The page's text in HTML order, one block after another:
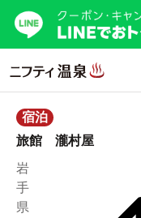
宿泊
旅館 瀧村屋
岩
手
県